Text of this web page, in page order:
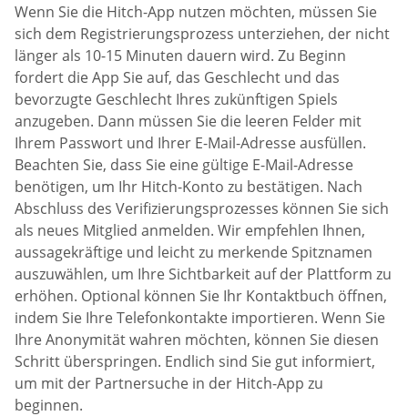
Wenn Sie die Hitch-App nutzen möchten, müssen Sie
sich dem Registrierungsprozess unterziehen, der nicht
länger als 10-15 Minuten dauern wird. Zu Beginn
fordert die App Sie auf, das Geschlecht und das
bevorzugte Geschlecht Ihres zukünftigen Spiels
anzugeben. Dann müssen Sie die leeren Felder mit
Ihrem Passwort und Ihrer E-Mail-Adresse ausfüllen.
Beachten Sie, dass Sie eine gültige E-Mail-Adresse
benötigen, um Ihr Hitch-Konto zu bestätigen. Nach
Abschluss des Verifizierungsprozesses können Sie sich
als neues Mitglied anmelden. Wir empfehlen Ihnen,
aussagekräftige und leicht zu merkende Spitznamen
auszuwählen, um Ihre Sichtbarkeit auf der Plattform zu
erhöhen. Optional können Sie Ihr Kontaktbuch öffnen,
indem Sie Ihre Telefonkontakte importieren. Wenn Sie
Ihre Anonymität wahren möchten, können Sie diesen
Schritt überspringen. Endlich sind Sie gut informiert,
um mit der Partnersuche in der Hitch-App zu
beginnen.